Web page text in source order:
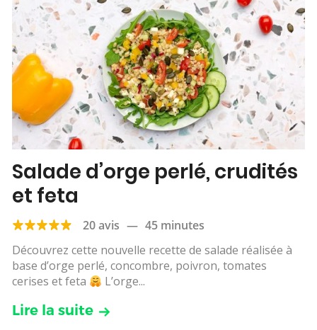
Salade d’orge perlé, crudités
et feta
20 avis — 45 minutes
Découvrez cette nouvelle recette de salade réalisée à
base d’orge perlé, concombre, poivron, tomates
cerises et feta
L’orge...
Lire la suite